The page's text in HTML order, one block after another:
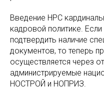
Введение НРС
кадровой политике.
подтвердить наличие
документов, то теперь
осуществляется через
администрируемые
НОСТРОЙ и НОПРИЗ.